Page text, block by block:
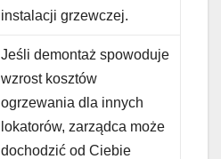
instalacji grzewczej.
Jeśli demontaż spowoduje
wzrost kosztów
ogrzewania dla innych
lokatorów, zarządca może
dochodzić od Ciebie